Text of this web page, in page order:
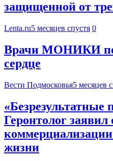
защищенной от
Lenta.ru5 месяцев спустя 0
Врачи МОНИКИ
сердце
Вести Подмосковья5 месяцев
«Безрезультатные
Геронтолог заявил
жизни